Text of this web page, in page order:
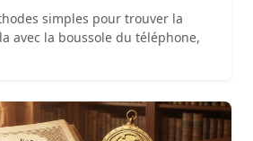
simples pour trouver la
avec la boussole du téléphone,